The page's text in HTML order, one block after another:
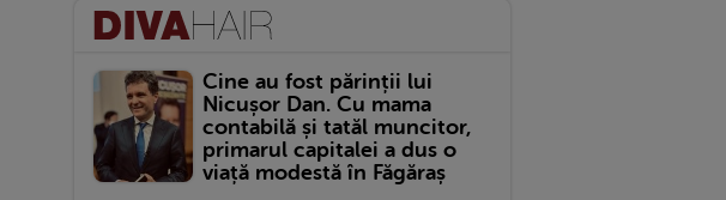
Cine au fost părinții lui
Nicușor Dan. Cu mama
contabilă și tatăl muncitor,
primarul capitalei a dus o
viață modestă în Făgăraș